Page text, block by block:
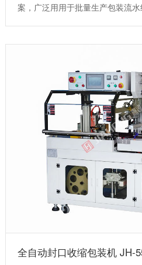
案，广泛用用于批量生产包装流
全自动封口收缩包装机 JH-